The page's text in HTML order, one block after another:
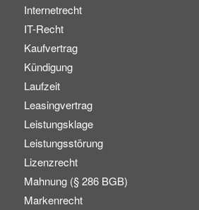
Internetrecht
IT-Recht
Kaufvertrag
Kündigung
Laufzeit
Leasingvertrag
Leistungsklage
Leistungsstörung
Lizenzrecht
Mahnung (§ 286 BGB)
Markenrecht